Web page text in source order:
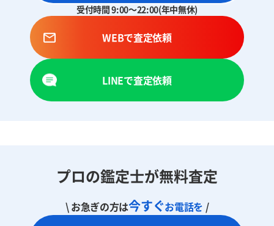
受付時間 9:00～22:00(年中無休)
WEBで査定依頼
LINEで査定依頼
プロの鑑定士が無料査定
\ お急ぎの方は今すぐお電話を /